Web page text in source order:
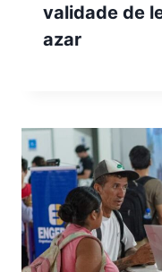
validade de
azar